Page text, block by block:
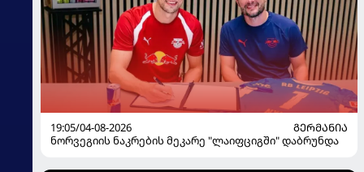
19:05/04-08-2026
ᲒᲔᲠᲛᲐᲜᲘᲐ
ნორვეგიის ნაკრების მეკარე "ლაიფციგში" დაბრუნდა